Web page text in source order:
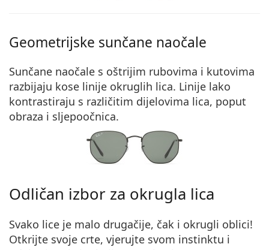
Geometrijske sunčane naočale
Sunčane naočale s oštrijim rubovima i kutovima
razbijaju kose linije okruglih lica. Linije lako
kontrastiraju s različitim dijelovima lica, poput
obraza i sljepoočnica.
Odličan izbor za okrugla lica
Svako lice je malo drugačije, čak i okrugli oblici!
Otkrijte svoje crte, vjerujte svom instinktu i